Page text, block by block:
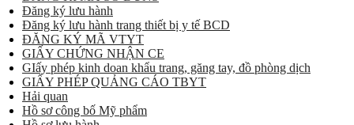
Đăng ký lưu hành
Đăng ký lưu hành trang thiết bị y tế BCD
ĐĂNG KÝ MÃ VTYT
GIẤY CHỨNG NHẬN CE
GIấy phép kinh doan khẩu trang, găng tay, đồ phòng dịch
GIẤY PHÉP QUẢNG CÁO TBYT
Hải quan
Hồ sơ công bố Mỹ phẩm